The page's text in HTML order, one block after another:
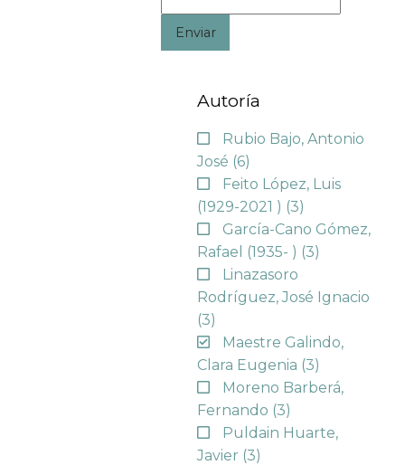
Enviar
Autoría
Rubio Bajo, Antonio
José (6)
Feito López, Luis
(1929-2021 ) (3)
García-Cano Gómez,
Rafael (1935- ) (3)
Linazasoro
Rodríguez, José Ignacio
(3)
Maestre Galindo,
Clara Eugenia (3)
Moreno Barberá,
Fernando (3)
Puldain Huarte,
Javier (3)